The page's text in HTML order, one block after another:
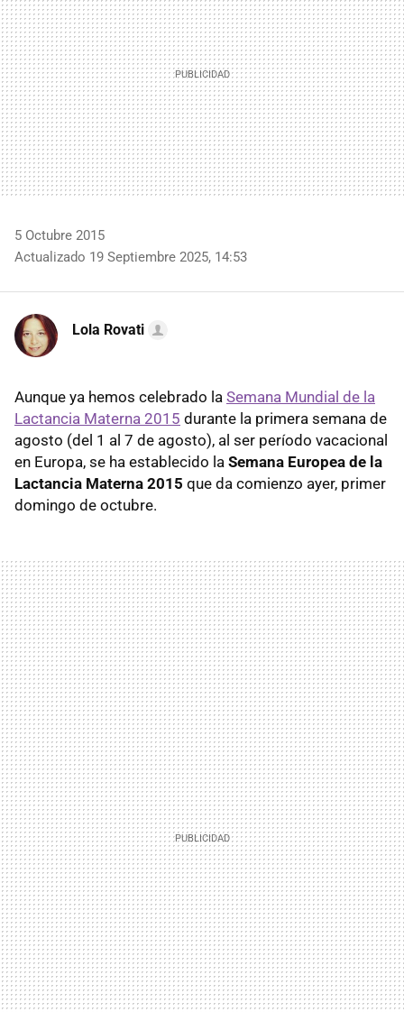
5 Octubre 2015
Actualizado 19 Septiembre 2025, 14:53
Lola Rovati
Aunque ya hemos celebrado la Semana Mundial de la
Lactancia Materna 2015 durante la primera semana de
agosto (del 1 al 7 de agosto), al ser período vacacional
en Europa, se ha establecido la Semana Europea de la
Lactancia Materna 2015 que da comienzo ayer, primer
domingo de octubre.